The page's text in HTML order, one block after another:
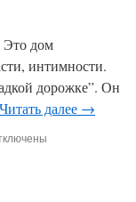
Это дом
интимности.
дорожке”. Он
Читать далее →